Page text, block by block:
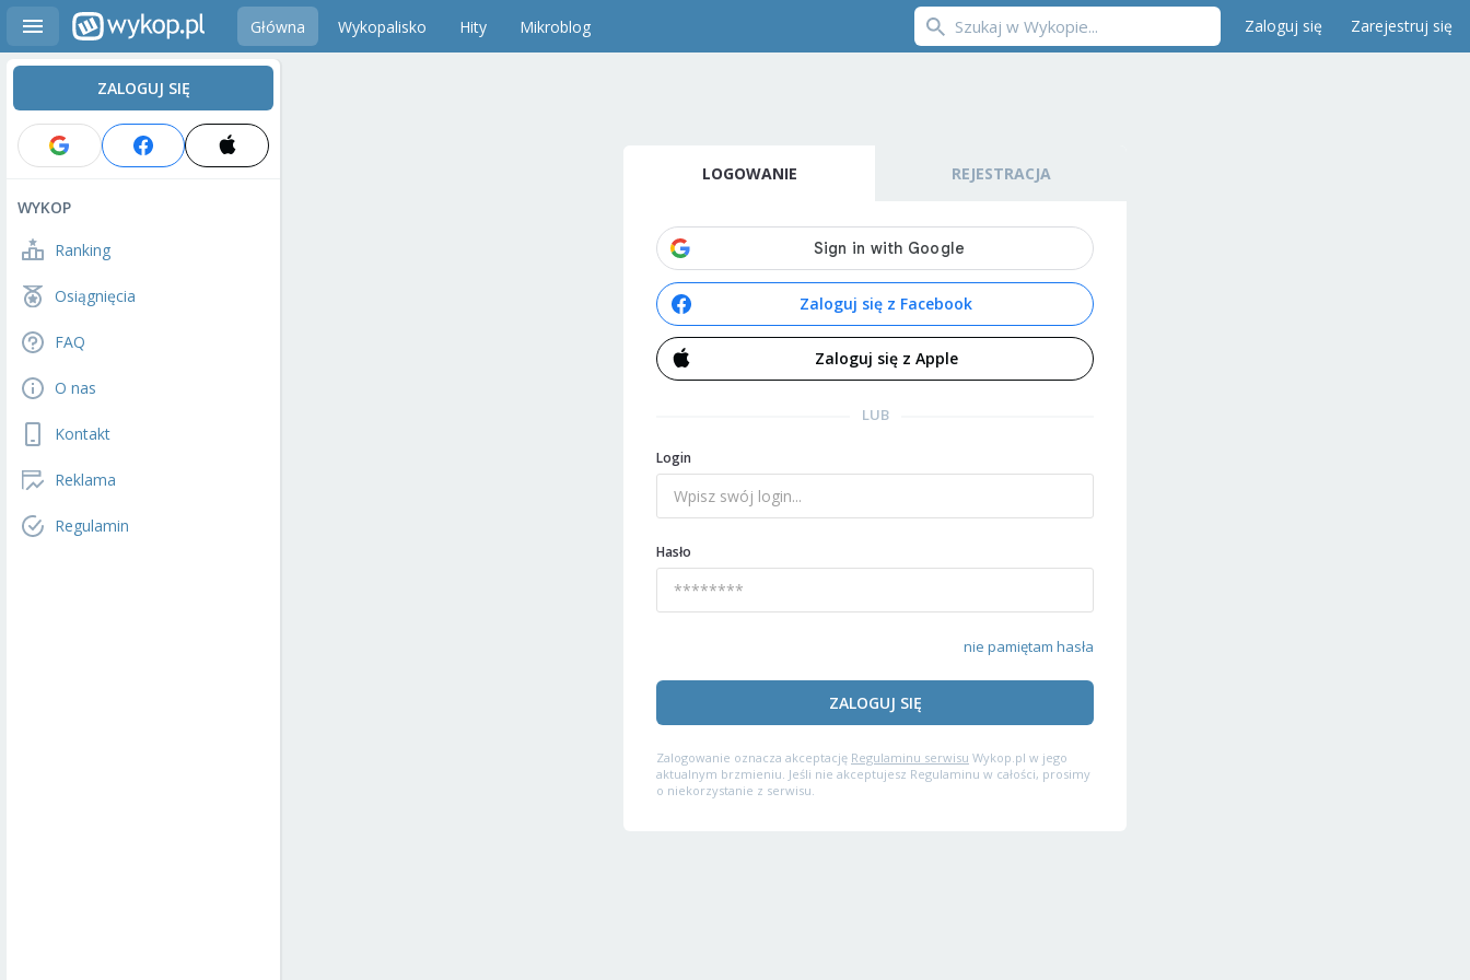
Główna Wykopalisko Hity Mikroblog Zaloguj się Zarejestruj się
ZALOGUJ SIĘ
WYKOP
Ranking
Osiągnięcia
FAQ
O nas
Kontakt
Reklama
Regulamin
LOGOWANIE REJESTRACJA
Zaloguj się z Facebook
Zaloguj się z Apple
LUB
Login
Hasło
nie pamiętam hasła
ZALOGUJ SIĘ
Zalogowanie oznacza akceptację Regulaminu serwisu Wykop.pl w jego
aktualnym brzmieniu. Jeśli nie akceptujesz Regulaminu w całości, prosimy
o niekorzystanie z serwisu.